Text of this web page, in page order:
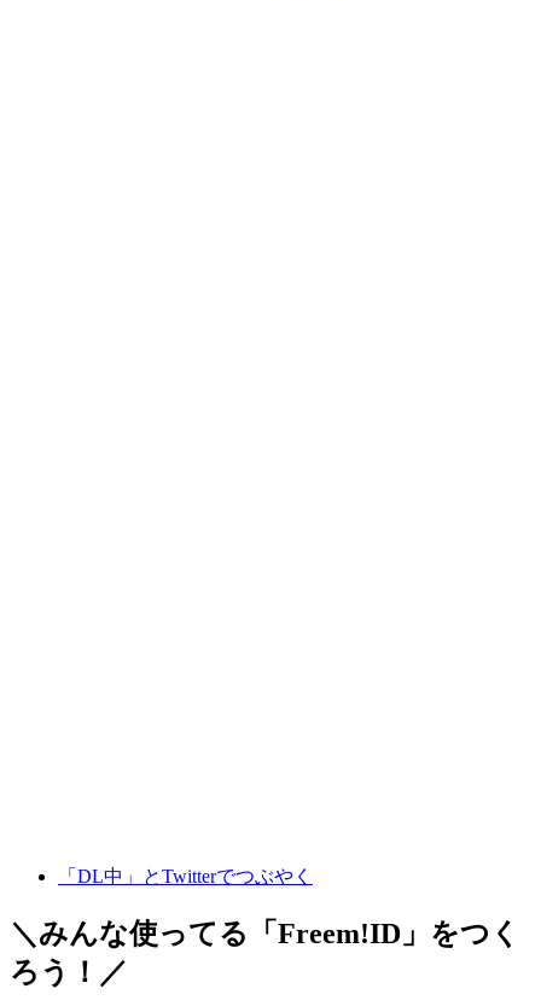
「DL中」とTwitterでつぶやく
＼みんな使ってる「 Freem!ID 」をつく
ろう！／